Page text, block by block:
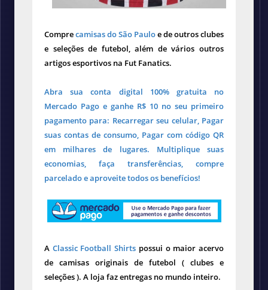
Comprecamisas do São Pauloe de outros clubes
e seleções de futebol, além de vários outros
artigos esportivos na Fut Fanatics.
Abra sua conta digital 100% gratuita no
Mercado Pago e ganhe R$ 10 no seu primeiro
pagamento para: Recarregar seu celular, Pagar
suas contas de consumo, Pagar com código QR
em milhares de lugares. Multiplique suas
economias, faça transferências, compre
parcelado e aproveite todos os benefícios!
A Classic Football Shirts possui o maior acervo
de camisas originais de futebol ( clubes e
seleções ). A loja faz entregas no mundo inteiro.